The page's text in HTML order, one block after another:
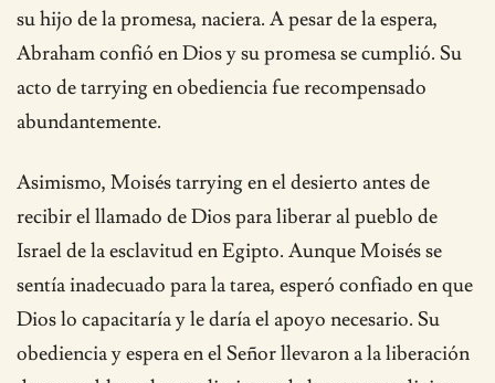
su hijo de la promesa, naciera. A pesar de la espera,
Abraham confió en Dios y su promesa se cumplió. Su
acto de tarrying en obediencia fue recompensado
abundantemente.
Asimismo, Moisés tarrying en el desierto antes de
recibir el llamado de Dios para liberar al pueblo de
Israel de la esclavitud en Egipto. Aunque Moisés se
sentía inadecuado para la tarea, esperó confiado en que
Dios lo capacitaría y le daría el apoyo necesario. Su
obediencia y espera en el Señor llevaron a la liberación